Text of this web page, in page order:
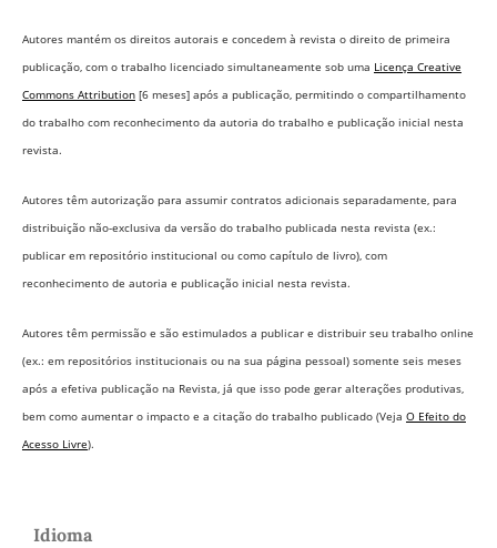
Autores mantém os direitos autorais e concedem à revista o direito de primeira
publicação, com o trabalho licenciado simultaneamente sob uma Licença Creative
Commons Attribution[6 meses] após a publicação, permitindo o compartilhamento
do trabalho com reconhecimento da autoria do trabalho e publicação inicial nesta
revista.
Autores têm autorização para assumir contratos adicionais separadamente, para
distribuição não-exclusiva da versão do trabalho publicada nesta revista (ex.:
publicar em repositório institucional ou como capítulo de livro), com
reconhecimento de autoria e publicação inicial nesta revista.
Autores têm permissão e são estimulados a publicar e distribuir seu trabalho online
(ex.: em repositórios institucionais ou na sua página pessoal) somente seis meses
após a efetiva publicação na Revista, já que isso pode gerar alterações produtivas,
bem como aumentar o impacto e a citação do trabalho publicado (Veja O Efeito do
Acesso Livre).
Idioma